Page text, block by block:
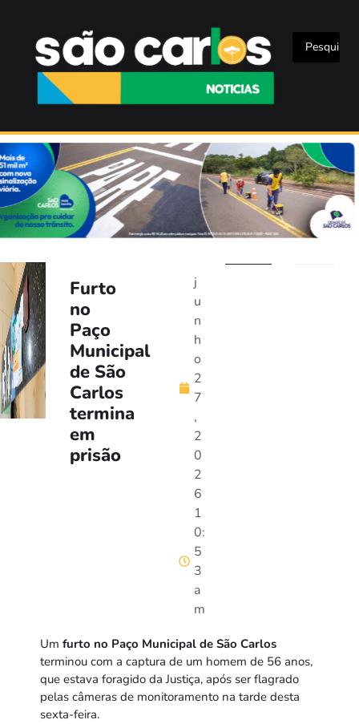
Furto
no
Paço
Municipal
de São
Carlos
termina
em
prisão
j
u
n
h
o
2
7
,
2
0
2
6
1
0:
5
3
a
m
Um furto no Paço Municipal de São Carlos
terminou com a captura de um homem de 56 anos,
que estava foragido da Justiça, após ser flagrado
pelas câmeras de monitoramento na tarde desta
sexta-feira.